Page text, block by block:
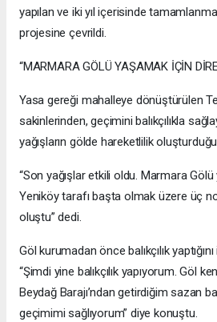
yapılan ve iki yıl içerisinde
projesine çevrildi.
“MARMARA GÖLÜ YAŞAMAK İÇİN
Yasa gereği mahalleye dönüştürülen
sakinlerinden, geçimini balıkçılıkla
yağışların gölde hareketlilik
“Son yağışlar etkili oldu. Marmara
Yeniköy tarafı başta olmak üzere üç
oluştu” dedi.
Göl kurumadan önce balıkçılık
“Şimdi yine balıkçılık yapıyorum. Göl
Beydağ Barajı’ndan getirdiğim sazan
geçimimi sağlıyorum” diye konuştu.